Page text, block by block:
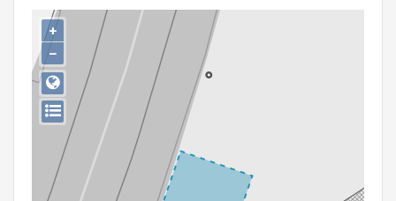
Gebeurtenis
Persoon of collectief
Downloads
Hergebruik
Aanmelden
+
−